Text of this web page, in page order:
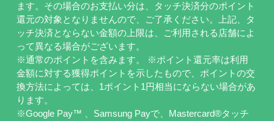
ます。その場合のお支払い分は、タッチ決済分のポイント
還元の対象となりませんので、ご了承ください。上記、タ
ッチ決済とならない金額の上限は、ご利用される店舗によ
って異なる場合がございます。
※通常のポイントを含みます。 ※ポイント還元率は利用
金額に対する獲得ポイントを示したもので、ポイントの交
換方法によっては、1ポイント1円相当にならない場合があ
ります。
※Google Pay™ 、Samsung Payで、Mastercard®タッチ